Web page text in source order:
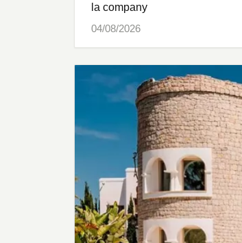
la company
04/08/2026